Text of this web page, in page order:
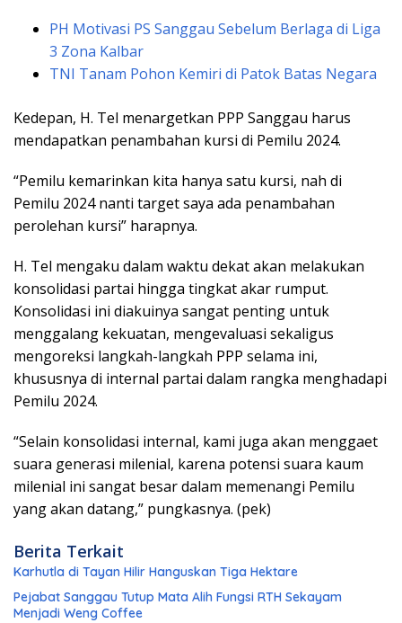
PH Motivasi PS Sanggau Sebelum Berlaga di Liga
3 Zona Kalbar
TNI Tanam Pohon Kemiri di Patok Batas Negara
Kedepan, H. Tel menargetkan PPP Sanggau harus
mendapatkan penambahan kursi di Pemilu 2024.
“Pemilu kemarinkan kita hanya satu kursi, nah di
Pemilu 2024 nanti target saya ada penambahan
perolehan kursi” harapnya.
H. Tel mengaku dalam waktu dekat akan melakukan
konsolidasi partai hingga tingkat akar rumput.
Konsolidasi ini diakuinya sangat penting untuk
menggalang kekuatan, mengevaluasi sekaligus
mengoreksi langkah-langkah PPP selama ini,
khususnya di internal partai dalam rangka menghadapi
Pemilu 2024.
“Selain konsolidasi internal, kami juga akan menggaet
suara generasi milenial, karena potensi suara kaum
milenial ini sangat besar dalam memenangi Pemilu
yang akan datang,” pungkasnya. (pek)
Berita Terkait
Karhutla di Tayan Hilir Hanguskan Tiga Hektare
Pejabat Sanggau Tutup Mata Alih Fungsi RTH Sekayam
Menjadi Weng Coffee